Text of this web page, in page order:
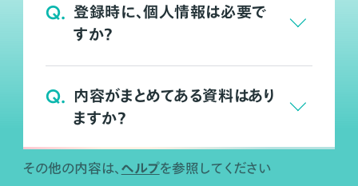
Q. 登録時に、個人情報は必要で
すか？
Q. 内容がまとめてある資料はあり
ますか？
その他の内容は、 ヘルプを参照してください